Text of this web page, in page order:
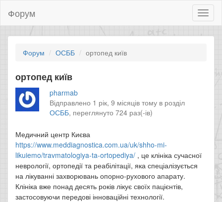
Форум
Форум ОСББ ортопед київ
ортопед київ
pharmab
Відправлено 1 рік, 9 місяців тому в розділ
ОСББ, переглянуто 724 раз(-ів)
Медичний центр Києва
https://www.meddiagnostica.com.ua/uk/shho-mi-
likuiemo/travmatologiya-ta-ortopediya/ , це клініка сучасної
неврології, ортопедії та реабілітації, яка спеціалізується
на лікуванні захворювань опорно-рухового апарату.
Клініка вже понад десять років лікує своїх пацієнтів,
застосовуючи передові інноваційні технології.